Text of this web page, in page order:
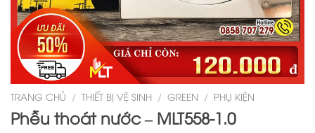
TRANG CHỦ / THIẾT BỊ VỆ SINH / GREEN / PHỤ KIỆN
Phễu thoát nước – MLT558-1.0